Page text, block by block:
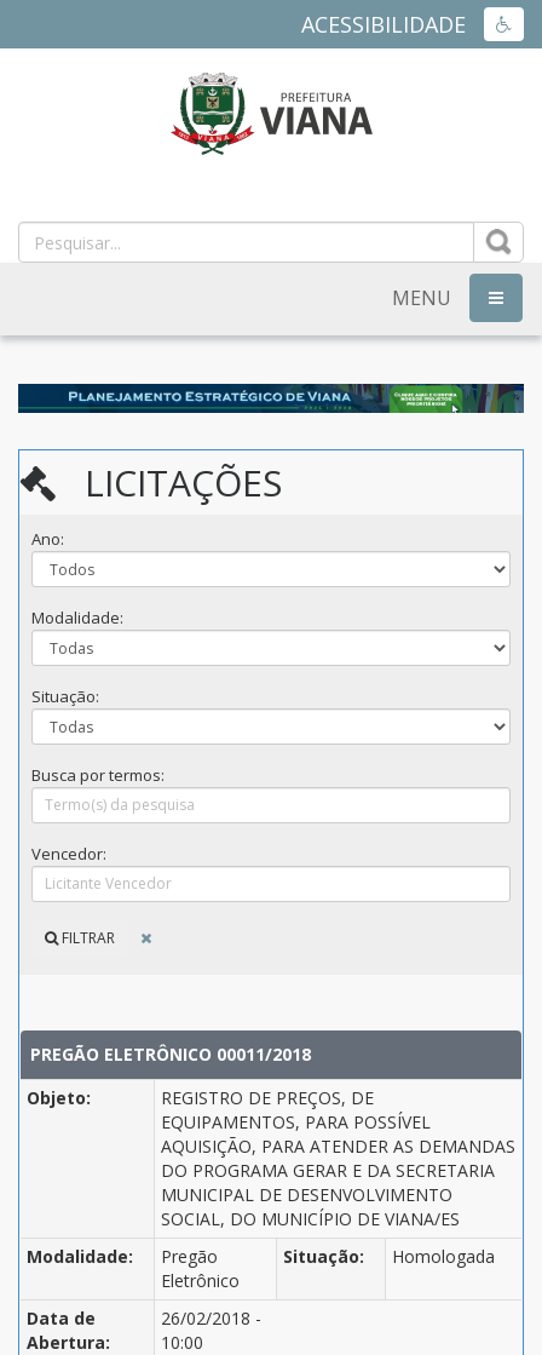
ACESSIBILIDADE
MUNICIPAL
DE
VIANA
ES
MENU
LICITAÇÕES
Ano:
Modalidade:
Situação:
Busca por termos:
Vencedor:
FILTRAR
PREGÃO ELETRÔNICO 00011/2018
Objeto:
REGISTRO DE PREÇOS, DE
EQUIPAMENTOS, PARA POSSÍVEL
AQUISIÇÃO, PARA ATENDER AS DEMANDAS
DO PROGRAMA GERAR E DA SECRETARIA
MUNICIPAL DE DESENVOLVIMENTO
SOCIAL, DO MUNICÍPIO DE VIANA/ES
Modalidade:
Pregão
Eletrônico
Situação: Homologada
Data de
Abertura:
26/02/2018 -
10:00